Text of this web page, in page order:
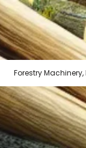
Skip
to
content
Forestry